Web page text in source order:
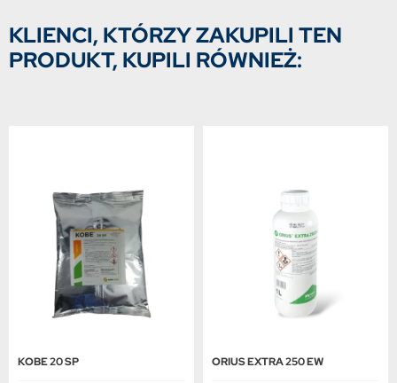
KLIENCI, KTÓRZY ZAKUPILI TEN
PRODUKT, KUPILI RÓWNIEŻ:
KOBE 20 SP ORIUS EXTRA 250 EW